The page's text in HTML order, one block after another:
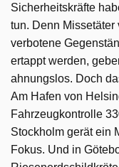
Sicherheitskräfte
tun. Denn
verbotene
ertappt werden,
ahnungslos. Doch
Am Hafen von
Fahrzeugkontrolle
Stockholm gerät ein
Fokus. Und in